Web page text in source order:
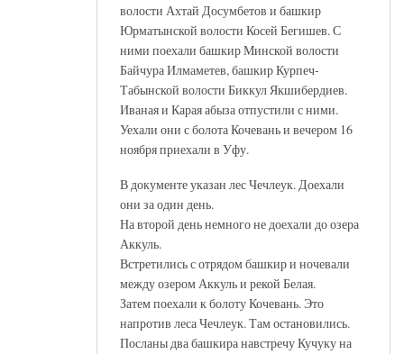
волости Ахтай Досумбетов и башкир
Юрматынской волости Косей Бегишев. С
ними поехали башкир Минской волости
Байчура Илмаметев, башкир Курпеч-
Табынской волости Биккул Якшибердиев.
Иваная и Карая абыза отпустили с ними.
Уехали они с болота Кочевань и вечером 16
ноября приехали в Уфу.
В документе указан лес Чечлеук. Доехали
они за один день.
На второй день немного не доехали до озера
Аккуль.
Встретились с отрядом башкир и ночевали
между озером Аккуль и рекой Белая.
Затем поехали к болоту Кочевань. Это
напротив леса Чечлеук. Там остановились.
Посланы два башкира навстречу Кучуку на